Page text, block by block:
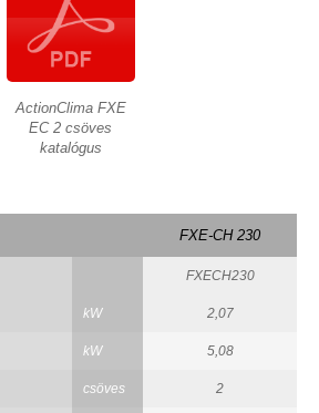
ActionClima FXE
EC 2 csöves
katalógus
FXE-CH 230
FXECH230
kW 2,07
kW 5,08
csöves 2